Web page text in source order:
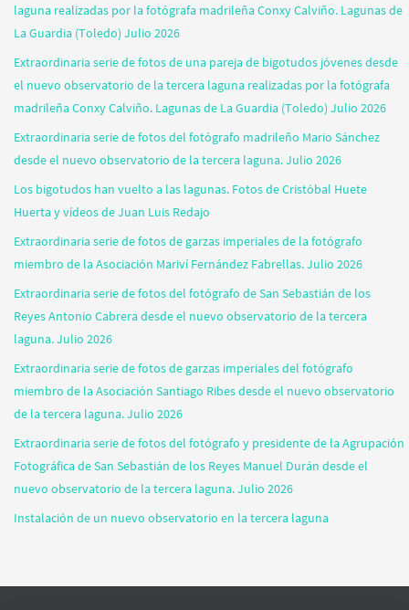
laguna realizadas por la fotógrafa madrileña Conxy Calviño. Lagunas de
La Guardia (Toledo) Julio 2026
Extraordinaria serie de fotos de una pareja de bigotudos jóvenes desde
el nuevo observatorio de la tercera laguna realizadas por la fotógrafa
madrileña Conxy Calviño. Lagunas de La Guardia (Toledo) Julio 2026
Extraordinaria serie de fotos del fotógrafo madrileño Mario Sánchez
desde el nuevo observatorio de la tercera laguna. Julio 2026
Los bigotudos han vuelto a las lagunas. Fotos de Cristóbal Huete
Huerta y vídeos de Juan Luis Redajo
Extraordinaria serie de fotos de garzas imperiales de la fotógrafo
miembro de la Asociación Mariví Fernández Fabrellas. Julio 2026
Extraordinaria serie de fotos del fotógrafo de San Sebastián de los
Reyes Antonio Cabrera desde el nuevo observatorio de la tercera
laguna. Julio 2026
Extraordinaria serie de fotos de garzas imperiales del fotógrafo
miembro de la Asociación Santiago Ribes desde el nuevo observatorio
de la tercera laguna. Julio 2026
Extraordinaria serie de fotos del fotógrafo y presidente de la Agrupación
Fotográfica de San Sebastián de los Reyes Manuel Durán desde el
nuevo observatorio de la tercera laguna. Julio 2026
Instalación de un nuevo observatorio en la tercera laguna